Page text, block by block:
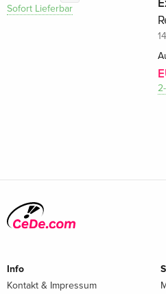
Sofort Lieferbar
Info
Kontakt & Impressum